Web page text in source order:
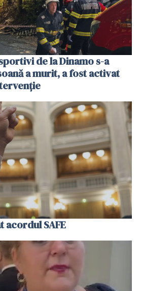
de la Dinamo s-a
a murit, a fost activat
acordul SAFE